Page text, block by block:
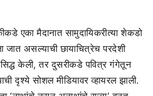
एका मैदानात सामुदायिकरीत्या शेकडो
जात असल्याची छायाचित्रेच परदेशी
केली, तर दुसरीकडे पवित्र गंगेतून
दृश्ये सोशल मीडियावर व्हायरल झाली.